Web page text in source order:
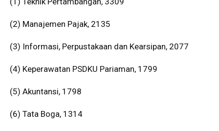
(2) Manajemen Pajak, 2135
(3) Informasi, Perpustakaan dan Kearsipan, 2077
(4) Keperawatan PSDKU Pariaman, 1799
(5) Akuntansi, 1798
(6) Tata Boga, 1314